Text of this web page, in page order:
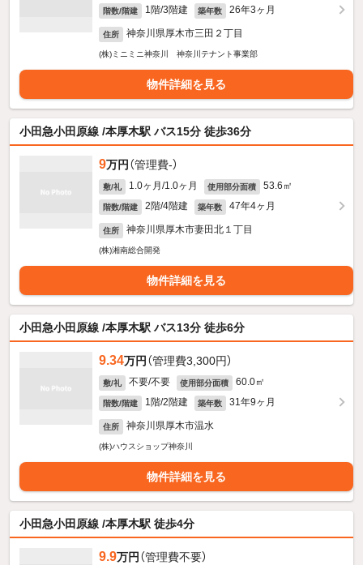
階数/階建 1階/3階建 築年数 26年3ヶ月
住所 神奈川県厚木市三田２丁目
(株)ミニミニ神奈川 神奈川テナント事業部
物件詳細を見る
小田急小田原線 /本厚木駅 バス15分 徒歩36分
9万円 （管理費-）
敷/礼 1.0ヶ月/1.0ヶ月 使用部分面積 53.6㎡
階数/階建 2階/4階建 築年数 47年4ヶ月
住所 神奈川県厚木市妻田北１丁目
(株)湘南総合開発
物件詳細を見る
小田急小田原線 /本厚木駅 バス13分 徒歩6分
9.34万円 （管理費3,300円）
敷/礼 不要/不要 使用部分面積 60.0㎡
階数/階建 1階/2階建 築年数 31年9ヶ月
住所 神奈川県厚木市温水
(株)ハウスショップ神奈川
物件詳細を見る
小田急小田原線 /本厚木駅 徒歩4分
9.9万円 （管理費不要）